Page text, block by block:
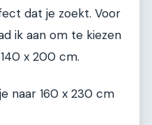
dat je zoekt. Voor
ik aan om te kiezen
x 200 cm.
naar 160 x 230 cm